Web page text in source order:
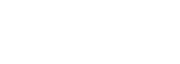
udgjorde et vigtigt led i byggeriet af Pondspeer, og